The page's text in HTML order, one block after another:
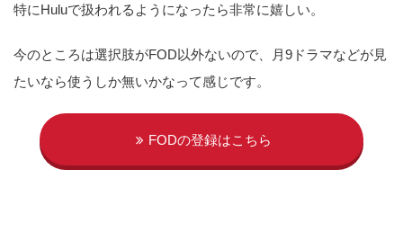
特にHuluで扱われるようになったら非常に嬉しい。
今のところは選択肢がFOD以外ないので、月9ドラマなどが見
たいなら使うしか無いかなって感じです。
FODの登録はこちら